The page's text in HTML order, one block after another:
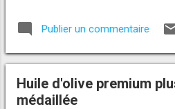
bureautique,
quantités
partenaires
Publier un commentaire
Huile d'olive premium
médaillée